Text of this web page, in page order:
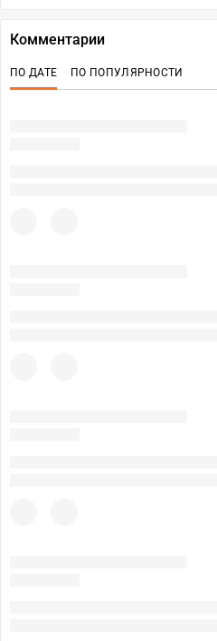
Комментарии
ПО ДАТЕ ПО ПОПУЛЯРНОСТИ